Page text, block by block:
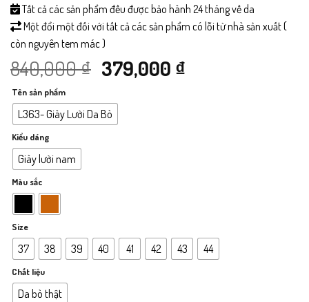
Tất cả các sản phẩm đều được bảo hành 24 tháng về da
Một đổi một đối với tất cả các sản phẩm có lỗi từ nhà sản xuất (
còn nguyên tem mác )
840,000₫ Giá
gốc
là:
379,000 ₫Giá
Tên sản phẩm
L363- Giày Lười Da Bò
Kiểu dáng
Giày lười nam
Màu sắc
Size
37 38 39 40 41 42 43 44
Chất liệu
Da bò thật